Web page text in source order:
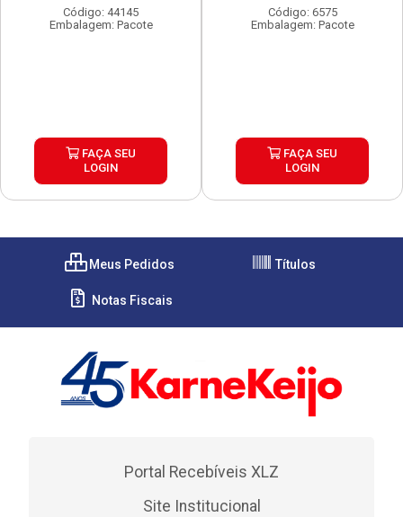
Código: 44145
Embalagem: Pacote
FAÇA SEU
LOGIN
Código: 6575
Embalagem: Pacote
FAÇA SEU
LOGIN
Meus Pedidos Títulos
Notas Fiscais
Portal Recebíveis XLZ
Site Institucional